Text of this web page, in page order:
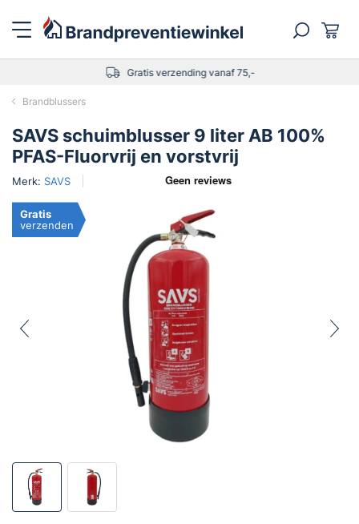
Gratis verzending vanaf 75,-
Brandblussers
SAVS schuimblusser 9 liter AB 100%
PFAS-Fluorvrij en vorstvrij
Merk: SAVS
Gratis
verzenden